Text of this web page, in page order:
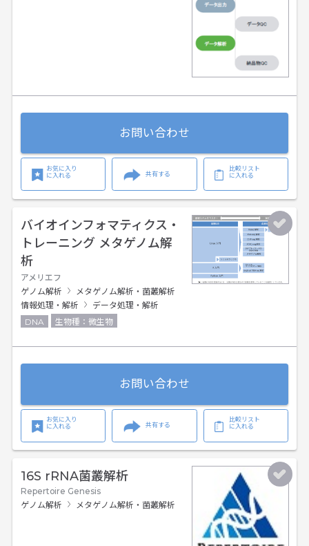
お問い合わせ
お気に入り
に入れる
共有する
比較リスト
に入れる
バイオインフォマティクス・
トレーニング メタゲノム解
析
アメリエフ
ゲノム解析
メタゲノム解析・菌叢解析
情報処理・解析
データ処理・解析
DNA
生物種：微生物
お問い合わせ
お気に入り
に入れる
共有する
比較リスト
に入れる
16S rRNA菌叢解析
Repertoire Genesis
ゲノム解析
メタゲノム解析・菌叢解析